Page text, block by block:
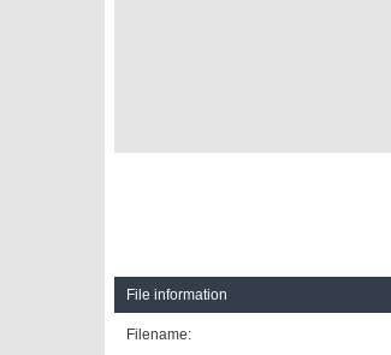
File information
Filename: